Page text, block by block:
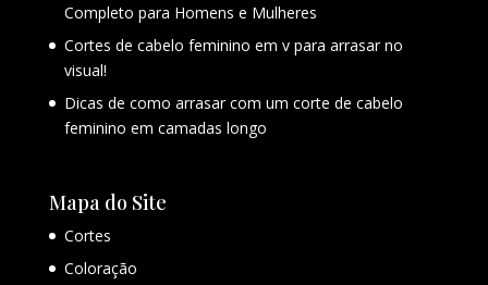
Completo para Homens e Mulheres
Cortes de cabelo feminino em v para arrasar no
visual!
Dicas de como arrasar com um corte de cabelo
feminino em camadas longo
Mapa do Site
Cortes
Coloração